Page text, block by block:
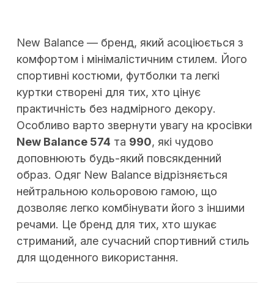
New Balance — бренд, який асоціюється з
комфортом і мінімалістичним стилем. Його
спортивні костюми, футболки та легкі
куртки створені для тих, хто цінує
практичність без надмірного декору.
Особливо варто звернути увагу на кросівки
New Balance 574 та 990, які чудово
доповнюють будь-який повсякденний
образ. Одяг New Balance відрізняється
нейтральною кольоровою гамою, що
дозволяє легко комбінувати його з іншими
речами. Це бренд для тих, хто шукає
стриманий, але сучасний спортивний стиль
для щоденного використання.